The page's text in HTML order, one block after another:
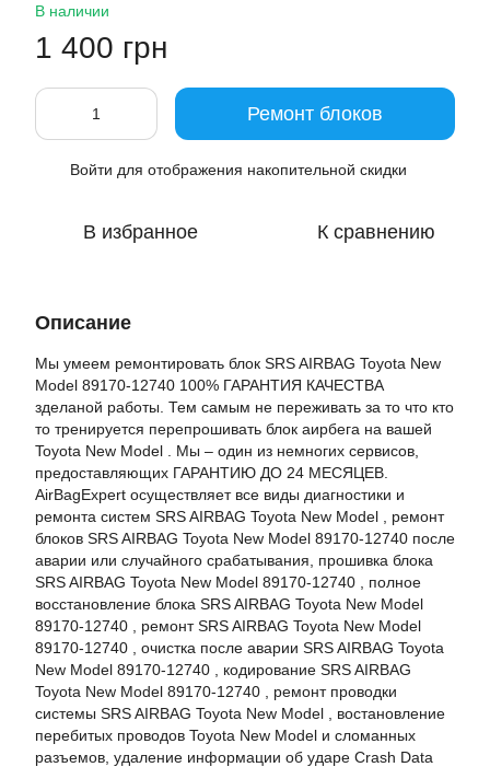
В наличии
1 400 грн
Ремонт блоков
Войти для отображения накопительной скидки
В избранное К сравнению
Описание
Мы умеем ремонтировать блок SRS AIRBAG Toyota New
Model 89170-12740 100% ГАРАНТИЯ КАЧЕСТВА
зделаной работы. Тем самым не переживать за то что кто
то тренируется перепрошивать блок аирбега на вашей
Toyota New Model . Мы – один из немногих сервисов,
предоставляющих ГАРАНТИЮ ДО 24 МЕСЯЦЕВ.
AirBagExpert осуществляет все виды диагностики и
ремонта систем SRS AIRBAG Toyota New Model , ремонт
блоков SRS AIRBAG Toyota New Model 89170-12740 после
аварии или случайного срабатывания, прошивка блока
SRS AIRBAG Toyota New Model 89170-12740 , полное
восстановление блока SRS AIRBAG Toyota New Model
89170-12740 , ремонт SRS AIRBAG Toyota New Model
89170-12740 , очистка после аварии SRS AIRBAG Toyota
New Model 89170-12740 , кодирование SRS AIRBAG
Toyota New Model 89170-12740 , ремонт проводки
системы SRS AIRBAG Toyota New Model , востановление
перебитых проводов Toyota New Model и сломанных
разъемов, удаление информации об ударе Crash Data